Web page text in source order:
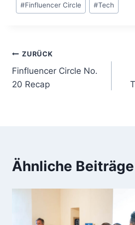
#Finfluencer Circle #Tech
Beitragsnavigation
ZURÜCK
Finfluencer Circle No.
20 Recap
Ähnliche Beiträge